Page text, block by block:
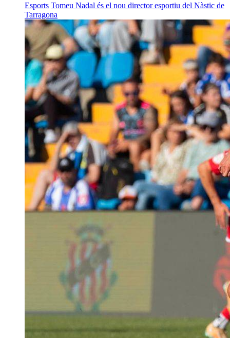
Esports Tomeu Nadal és el nou director esportiu del Nàstic de
Tarragona